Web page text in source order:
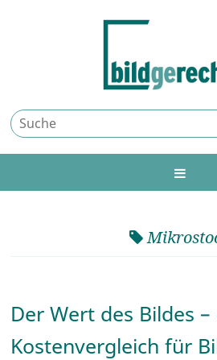
Der Wert des Bildes
Kostenvergleich für